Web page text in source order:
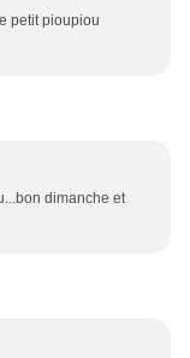
petit pioupiou
dimanche et